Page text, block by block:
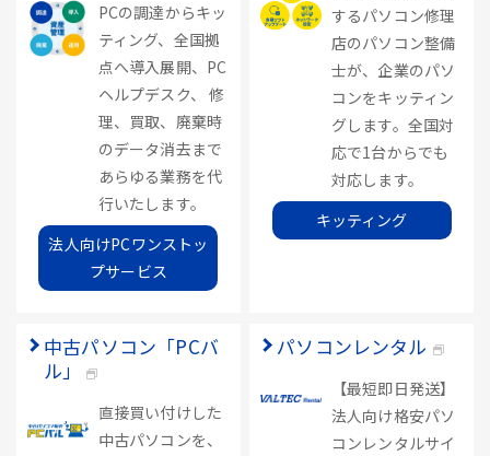
PCの調達からキッ
ティング、全国拠
点へ導入展開、PC
ヘルプデスク、 修
理、買取、廃棄時
のデータ消去まで
あらゆる業務を代
行いたします。
法人向けPCワンストッ
プサービス
するパソコン修理
店のパソコン整備
士が、企業のパソ
コンをキッティン
グします。全国対
応で1台からでも
対応します。
キッティング
中古パソコン「PCバ
ル」
直接買い付けした
中古パソコンを、
パソコンレンタル
【最短即日発送】
法人向け格安パソ
コンレンタルサイ